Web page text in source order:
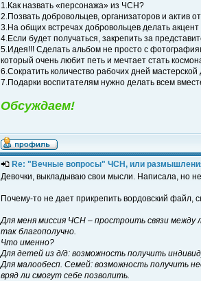
1.Как назвать «персонажа» из ЧСН?
2.Позвать добровольцев, организаторов и актив
3.На общих встречах добровольцев делать
4.Если будет получаться, закрепить за
5.Идея!!! Сделать альбом не просто с
который очень любит петь и мечтает стать
6.Сократить количество рабочих дней
7.Подарки воспитателям нужно делать всем
Обсуждаем!
Re: "Вечные вопросы" ЧСН, или
Девочки, выкладываю свои мысли. Написала, но
Почему-то не дает прикрепить вордовский файл,
Для меня миссия ЧСН – простроить связи между
так благополучно.
Что именно?
Для детей из д/д: возможность получить
Для малообесп. Семей: возможность получить
вряд ли смогут себе позволить.